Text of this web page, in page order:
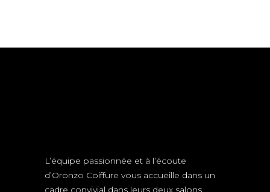
L’équipe passionnée et à l’écoute
d’Oronzo Coiffure vous accueille dans un
cadre convivial dans leurs deux salons,